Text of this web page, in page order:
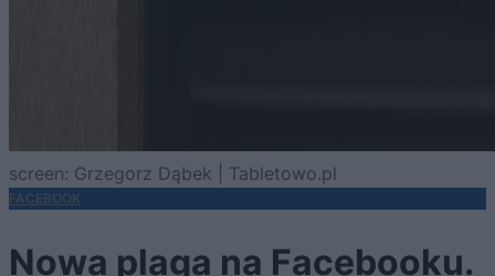
screen: Grzegorz Dąbek | Tabletowo.pl
FACEBOOK
Nowa plaga na Facebooku.